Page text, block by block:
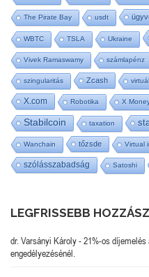
The Pirate Bay usdt
WBTC TSLA Ukraine
Vivek Ramaswamy számlapénz
szingularitás Zcash
X.com Robotika X
Stabilcoin taxation
Wanchain tőzsde Virtual
szólásszabadság Satoshi
LEGFRISSEBB
dr. Varsányi Károly-21%-os
engedélyezésénél.